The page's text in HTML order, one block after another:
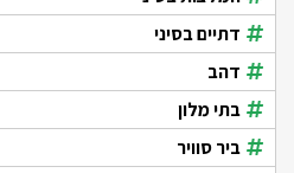
דתיים בסיני
דהב
בתי מלון
ביר סוויר